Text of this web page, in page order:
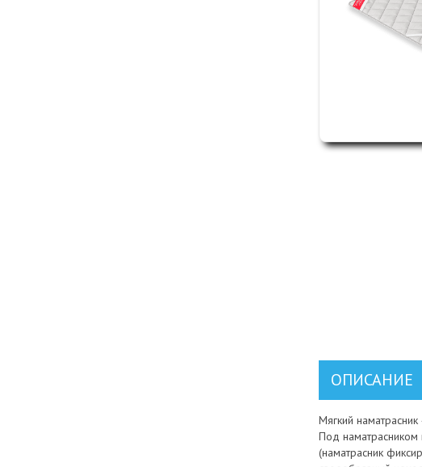
ОПИСАНИЕ
Мягкий
Под наматрасником
(наматрасник